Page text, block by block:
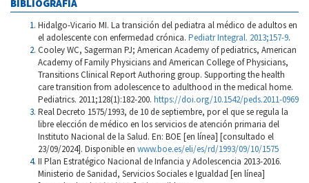
BIBLIOGRAFÍA
Hidalgo-Vicario MI. La transición del pediatra al médico de adultos en
el adolescente con enfermedad crónica. Pediatr Integral. 2013;157-9.
Cooley WC, Sagerman PJ; American Academy of pediatrics, American
Academy of Family Physicians and American College of Physicians,
Transitions Clinical Report Authoring group. Supporting the health
care transition from adolescence to adulthood in the medical home.
Pediatrics. 2011;128(1):182-200. https://doi.org/10.1542/peds.2011-0969
Real Decreto 1575/1993, de 10 de septiembre, por el que se regula la
libre elección de médico en los servicios de atención primaria del
Instituto Nacional de la Salud. En: BOE [en línea] [consultado el
23/09/2024]. Disponible en www.boe.es/eli/es/rd/1993/09/10/1575
II Plan Estratégico Nacional de Infancia y Adolescencia 2013-2016.
Ministerio de Sanidad, Servicios Sociales e Igualdad [en línea]